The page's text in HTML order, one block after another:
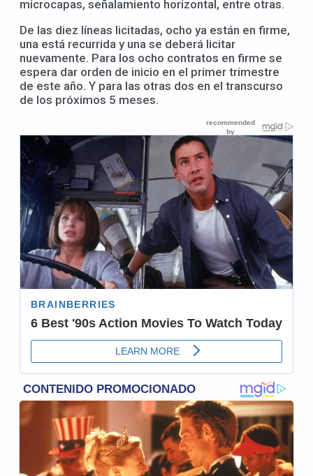
microcapas, señalamiento horizontal, entre otras.
De las diez líneas licitadas, ocho ya están en firme,
una está recurrida y una se deberá licitar
nuevamente. Para los ocho contratos en firme se
espera dar orden de inicio en el primer trimestre
de este año. Y para las otras dos en el transcurso
de los próximos 5 meses.